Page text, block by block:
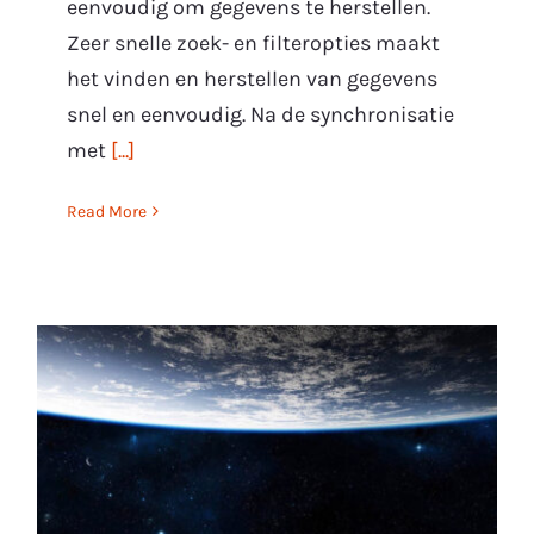
eenvoudig om gegevens te herstellen.
Zeer snelle zoek- en filteropties maakt
het vinden en herstellen van gegevens
snel en eenvoudig. Na de synchronisatie
met [...]
Read More